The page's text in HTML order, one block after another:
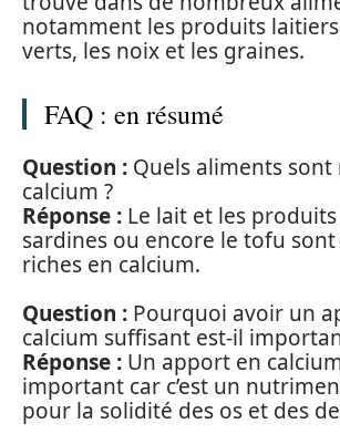
notamment les produits
verts, les noix et les graines.
FAQ : en résumé
Question : Quels aliments sont
calcium ?
Réponse : Le lait et les
sardines ou encore le tofu
riches en calcium.
Question : Pourquoi avoir un
calcium suffisant est-il
Réponse : Un apport en
important car c’est un
pour la solidité des os et des